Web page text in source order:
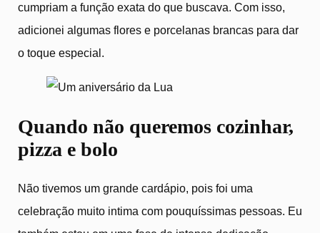
cumpriam a função exata do que buscava. Com isso,
adicionei algumas flores e porcelanas brancas para dar
o toque especial.
Quando não queremos cozinhar,
pizza e bolo
Não tivemos um grande cardápio, pois foi uma
celebração muito intima com pouquíssimas pessoas. Eu